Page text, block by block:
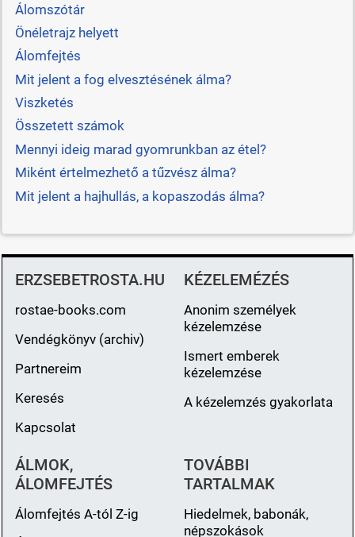
Álomszótár
Önéletrajz helyett
Álomfejtés
Mit jelent a fog elvesztésének álma?
Viszketés
Összetett számok
Mennyi ideig marad gyomrunkban az étel?
Miként értelmezhető a tűzvész álma?
Mit jelent a hajhullás, a kopaszodás álma?
ERZSEBETROSTA.HU
rostae-books.com
Vendégkönyv (archiv)
Partnereim
Keresés
Kapcsolat
KÉZELEMÉZÉS
Anonim személyek
kézelemzése
Ismert emberek
kézelemzése
A kézelemzés gyakorlata
ÁLMOK,
ÁLOMFEJTÉS
Álomfejtés A-tól Z-ig
TOVÁBBI
TARTALMAK
Hiedelmek, babonák,
népszokások